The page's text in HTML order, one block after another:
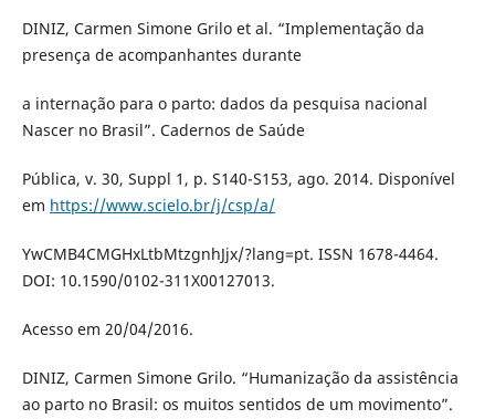
DINIZ, Carmen Simone Grilo et al. “Implementação da
presença de acompanhantes durante
a internação para o parto: dados da pesquisa nacional
Nascer no Brasil”. Cadernos de Saúde
Pública, v. 30, Suppl 1, p. S140-S153, ago. 2014. Disponível
em https://www.scielo.br/j/csp/a/
YwCMB4CMGHxLtbMtzgnhJjx/?lang=pt. ISSN 1678-4464.
DOI: 10.1590/0102-311X00127013.
Acesso em 20/04/2016.
DINIZ, Carmen Simone Grilo. “Humanização da assistência
ao parto no Brasil: os muitos sentidos de um movimento”.